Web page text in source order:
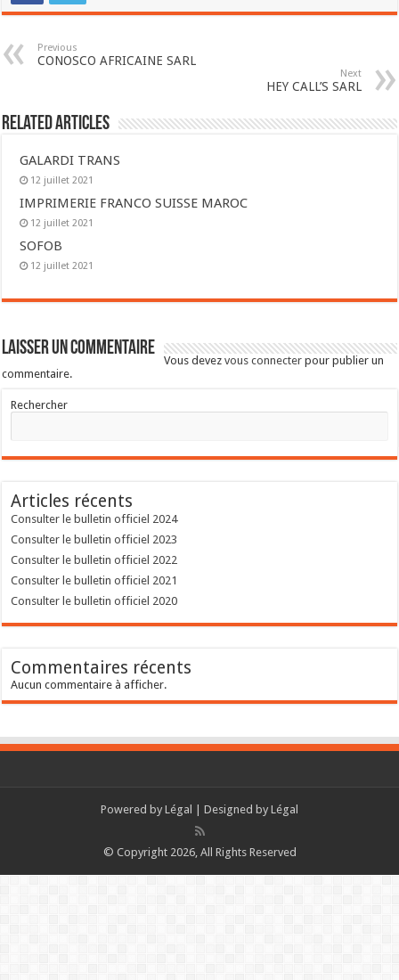
Previous
CONOSCO AFRICAINE SARL
Next
HEY CALL’S SARL
Related Articles
GALARDI TRANS
12 juillet 2021
IMPRIMERIE FRANCO SUISSE MAROC
12 juillet 2021
SOFOB
12 juillet 2021
Laisser un commentaire
Vous devezvous connecter pour publier un
commentaire.
Rechercher
Articles récents
Consulter le bulletin officiel 2024
Consulter le bulletin officiel 2023
Consulter le bulletin officiel 2022
Consulter le bulletin officiel 2021
Consulter le bulletin officiel 2020
Commentaires récents
Aucun commentaire à afficher.
Powered by Légal | Designed by Légal
© Copyright 2026, All Rights Reserved